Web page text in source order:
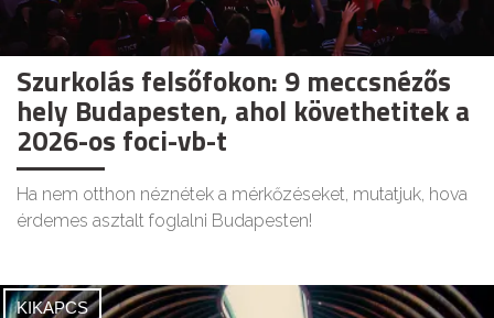
Szurkolás felsőfokon: 9 meccsnézős
hely Budapesten, ahol követhetitek a
2026-os foci-vb-t
Ha nem otthon néznétek a mérkőzéseket, mutatjuk, hova
érdemes asztalt foglalni Budapesten!
KIKAPCS